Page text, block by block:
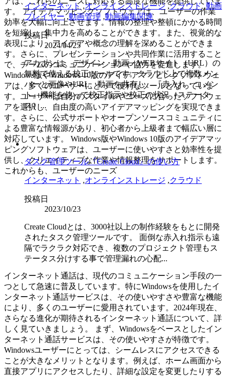
す。 アイデアマッピングソフトウェアは、ユーザーの作業
効率を大幅に向上させます。情報の整理や整頓にかかる時間
を短縮し、集中力を高めることができます。また、視覚的な
表現により、アイデアや概念の理解を深めることができま
す。さらに、プレゼンテーションや共同作業に活用すること
で、チームのコミュニケーションや協力を促進します。
Windows版やWindows 10版のアイデアマッピングソフトウェ
アは、多くのユーザーにとって便利なツールとなっていま
す。ユーザーは自分のスタイルやニーズに合ったソフトウェ
アを選択し、自由度の高いアイデアマッピングを実現できま
す。さらに、公式サポートやオープンソースコミュニティに
よる豊富な情報源があり、初心者から上級者まで幅広い層に
対応しています。 Windows版やWindows 10版のアイデアマッ
ピングソフトウェアは、ユーザーに使いやすさと効率性を提
供し、クリエイティブな作業や情報整理をサポートします。
これからも、ユーザーのニーズ
インターネット通話は、現代のコミュニケーション手段の一
つとして急速に普及しています。特にWindowsを使用したイ
ンターネット通話サービスは、その使いやすさや豊富な機能
により、多くのユーザーに愛用されています。2024年現在、
さらなる進化が期待されるインターネット通話について、詳
しく見ていきましょう。 まず、Windowsをベースとしたイン
ターネット通話サービスは、その使いやすさが特徴です。
Windowsユーザーにとっては、シームレスにアクセスできる
ことが大きなメリットとなります。例えば、ホーム画面から
直接アプリにアクセスしたり、詳細な設定を変更したりする
インターネット ,オンラインストレージ ,クラウド,動画
プレイヤー,動画管理 ,動画編集関連
投稿日
2024/04/25
アカポンは、デザイン・動画・WEBサイト（URL）の
無料で使える校正ツールです。クラウド上で複数メン
バーと画像やURL、動画を共有し、『赤入れ・コメン
ト』機能を使って校正指示や校正の状況（ステータ
ス）...
タスク管理ツール『Create Cloud』の使い方
インターネット ,オンラインストレージ ,クラウド
投稿日
2023/10/23
Create Cloudとは、3000社以上の制作経験をもとに開発
されたタスク管理ツールです。 面倒な赤入れ指示も遠
隔でラクラク対応でき、複数のプロジェクト管理もス
テータス分けする事で管理漏れの心配...